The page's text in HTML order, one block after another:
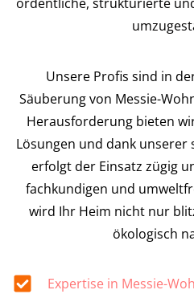
ordentliche, strukturierte
Unsere Profis sind in
Säuberung von Messie-
Herausforderung bieten
Lösungen und dank unserer
erfolgt der Einsatz zügig
fachkundigen und
wird Ihr Heim nicht nur
ökologisch
Expertise in Messie-